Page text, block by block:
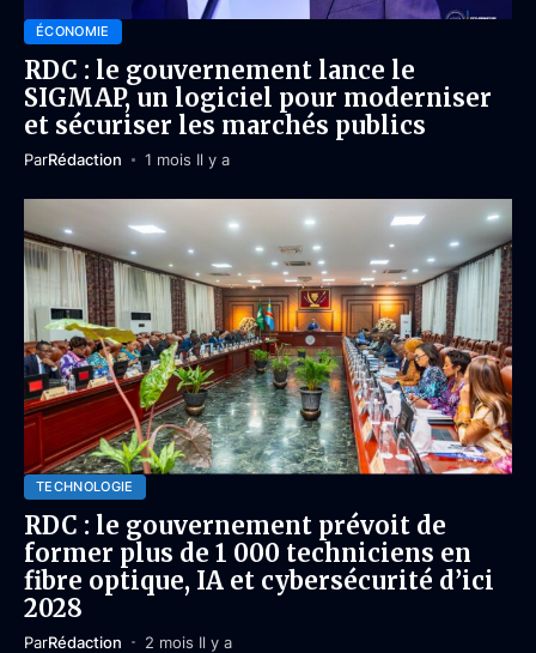
ÉCONOMIE
RDC : le gouvernement lance le
SIGMAP, un logiciel pour moderniser
et sécuriser les marchés publics
ParRédaction 1 mois Il y a
TECHNOLOGIE
RDC : le gouvernement prévoit de
former plus de 1 000 techniciens en
fibre optique, IA et cybersécurité d’ici
2028
ParRédaction 2 mois Il y a